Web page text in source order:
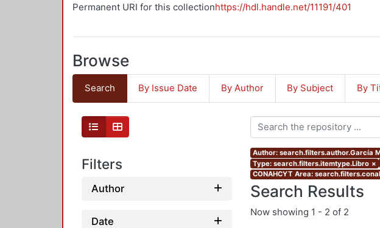
Permanent URI for this collectionhttps://hdl.handle.net/11191/401
Browse
Search By Issue Date By Author By Subject By
Filters
Author
Date
Author: search.filters.author.García
Type: search.filters.itemtype.Libro ×
CONAHCYT Area:
Search Results
Now showing 1 - 2 of 2